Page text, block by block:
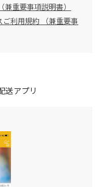
重要事項説明書）
利用規約 （兼重要事
送アプリ